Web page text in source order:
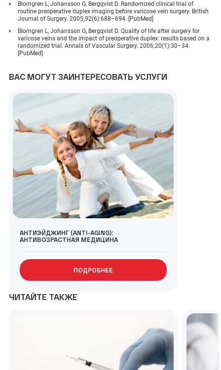
Blomgren L, Johansson G, Bergqvist D. Randomized clinical trial of
routine preoperative duplex imaging before varicose vein surgery. British
Journal of Surgery. 2005;92(6):688–694. [PubMed]
Blomgren L, Johansson G, Bergqvist D. Quality of life after surgery for
varicose veins and the impact of preoperative duplex: results based on a
randomized trial. Annals of Vascular Surgery. 2006;20(1):30–34.
[PubMed]
ВАС МОГУТ ЗАИНТЕРЕСОВАТЬ УСЛУГИ
АНТИЭЙДЖИНГ (ANTI-AGING):
АНТИВОЗРАСТНАЯ МЕДИЦИНА
ПОДРОБНЕЕ
ЧИТАЙТЕ ТАКЖЕ